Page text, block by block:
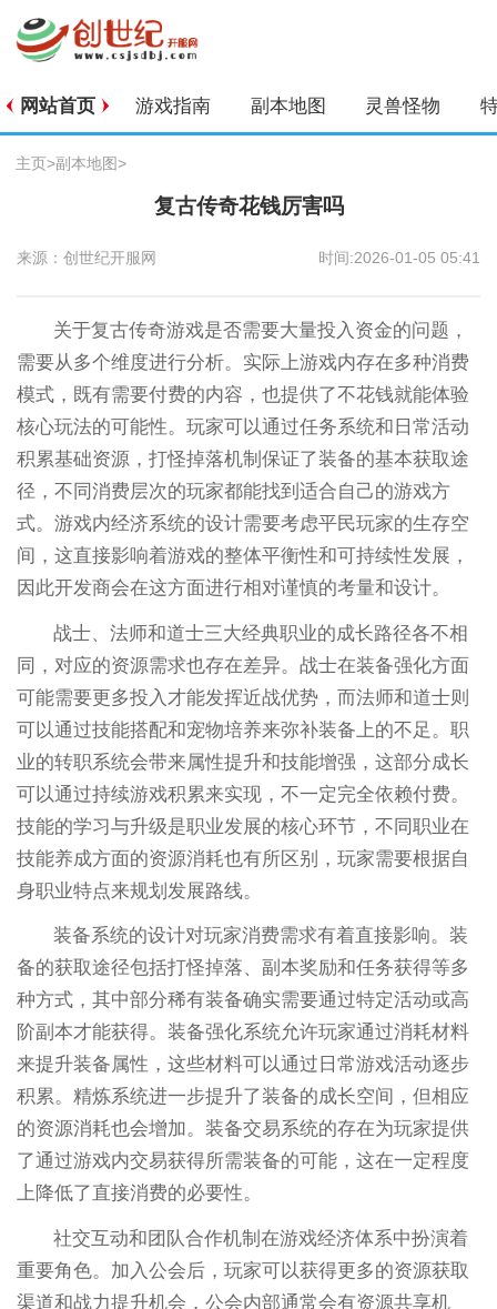
网站首页 游戏指南 副本地图 灵兽怪物
主页>副本地图>
复古传奇花钱厉害吗
来源：创世纪开服网 时间:2026-01-05 05:41
关于复古传奇游戏是否需要大量投入资金的问题，
需要从多个维度进行分析。实际上游戏内存在多种消费
模式，既有需要付费的内容，也提供了不花钱就能体验
核心玩法的可能性。玩家可以通过任务系统和日常活动
积累基础资源，打怪掉落机制保证了装备的基本获取途
径，不同消费层次的玩家都能找到适合自己的游戏方
式。游戏内经济系统的设计需要考虑平民玩家的生存空
间，这直接影响着游戏的整体平衡性和可持续性发展，
因此开发商会在这方面进行相对谨慎的考量和设计。
战士、法师和道士三大经典职业的成长路径各不相
同，对应的资源需求也存在差异。战士在装备强化方面
可能需要更多投入才能发挥近战优势，而法师和道士则
可以通过技能搭配和宠物培养来弥补装备上的不足。职
业的转职系统会带来属性提升和技能增强，这部分成长
可以通过持续游戏积累来实现，不一定完全依赖付费。
技能的学习与升级是职业发展的核心环节，不同职业在
技能养成方面的资源消耗也有所区别，玩家需要根据自
身职业特点来规划发展路线。
装备系统的设计对玩家消费需求有着直接影响。装
备的获取途径包括打怪掉落、副本奖励和任务获得等多
种方式，其中部分稀有装备确实需要通过特定活动或高
阶副本才能获得。装备强化系统允许玩家通过消耗材料
来提升装备属性，这些材料可以通过日常游戏活动逐步
积累。精炼系统进一步提升了装备的成长空间，但相应
的资源消耗也会增加。装备交易系统的存在为玩家提供
了通过游戏内交易获得所需装备的可能，这在一定程度
上降低了直接消费的必要性。
社交互动和团队合作机制在游戏经济体系中扮演着
重要角色。加入公会后，玩家可以获得更多的资源获取
渠道和战力提升机会，公会内部通常会有资源共享机